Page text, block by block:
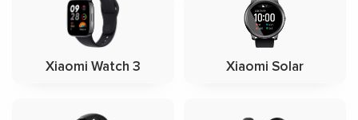
Xiaomi Watch 3 Xiaomi Solar